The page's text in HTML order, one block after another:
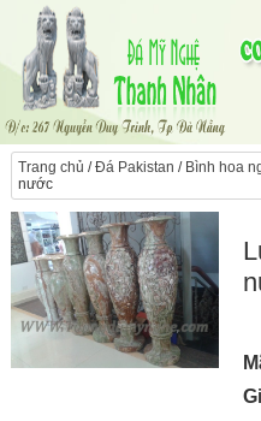
Trang chủ /Đá Pakistan / Bình hoa
nước